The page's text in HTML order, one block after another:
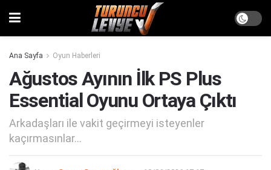
Ana Sayfa Oyun Haberleri
Ağustos Ayının İlk PS Plus
Essential Oyunu Ortaya Çıktı
Arkadaşları ile vakit geçirmeyi isteyenler
kaçırmasınlar...